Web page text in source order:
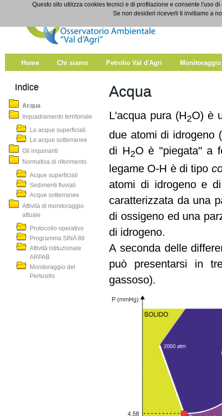
Salta al contenuto
Acqua
Home Chi siamo Petrolio Val d'Agri Monitoraggio
Indice
Acqua
Inquadramento territoriale
Le acque superficiali
Le acque sotterranee
Gli inquinanti
Normativa di riferimento
Acque superficiali
Sedimenti fluviali
Acque sotterranee
Attività di monitoraggio
attuale
Protocollo operativo
Programma SINA 88
Attività istituzionale
ARPAB
Monitoraggio del
Pertusillo
Acqua
L'acqua pura (H2O) è
due atomi di idrogeno
di H 2O è "piegata" a
legame O-H è di tipo
atomi di idrogeno e
caratterizzata da una
di ossigeno ed una
di idrogeno.
A seconda delle
può presentarsi in
gassoso).
Questo sito utilizza cookies tecnici e di profilazione e consente l'uso
Se non desideri riceverli ti invitiamo a